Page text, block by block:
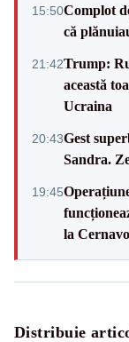
15:50Complot
că
21:42Trump:
această
Ucraina
20:43Gest
Sandra.
19:45
la
Distribuie